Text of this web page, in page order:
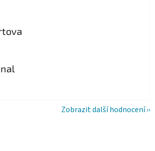
je 5 z 5 hvězdiček.
je 5 z 5 hvězdiček.
je 5 z 5 hvězdiček.
Zobrazit další hodnocení